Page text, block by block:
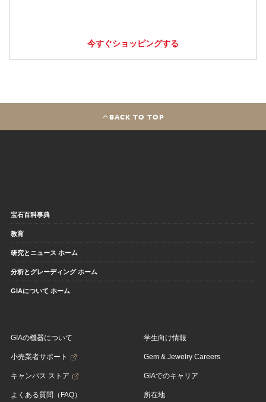
今すぐショッピングする
BACK TO TOP
宝石百科事典
教育
研究とニュース ホーム
分析とグレーディング ホーム
GIAについて ホーム
GIAの機器について
小売業者サポート
キャンパス ストア
よくある質問（FAQ）
学生向け情報
Gem & Jewelry Careers
GIAでのキャリア
所在地